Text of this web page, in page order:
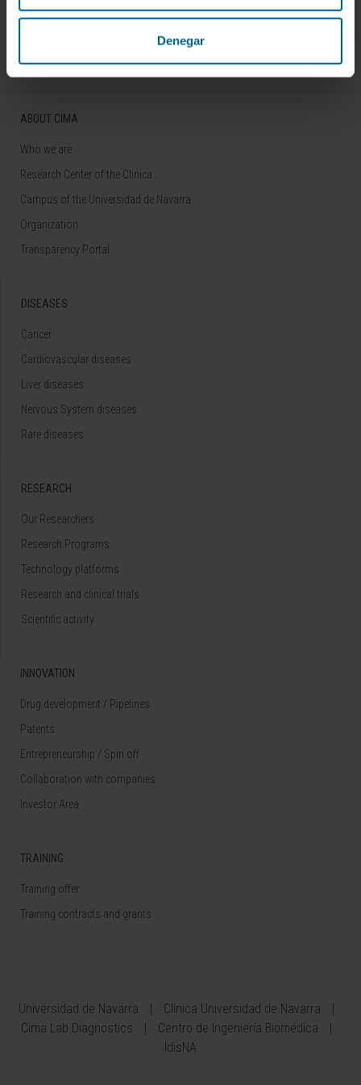
Denegar
ABOUT CIMA
Who we are
Research Center of the Clinica
Campus of the Universidad de Navarra
Organization
Transparency Portal
DISEASES
Cancer
Cardiovascular diseases
Liver diseases
Nervous System diseases
Rare diseases
RESEARCH
Our Researchers
Research Programs
Technology platforms
Research and clinical trials
Scientific activity
INNOVATION
Drug development / Pipelines
Patents
Entrepreneurship / Spin off
Collaboration with companies
Investor Area
TRAINING
Training offer
Training contracts and grants
Universidad de Navarra
Clínica Universidad de Navarra
Cima Lab Diagnostics
Centro de Ingeniería Biomédica
IdisNA